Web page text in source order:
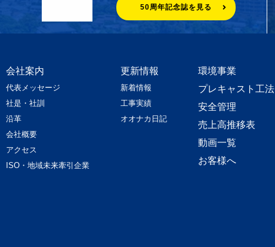
50周年記念誌を見る
会社案内
代表メッセージ
社是・社訓
沿革
会社概要
アクセス
ISO・地域未来牽引企業
更新情報
新着情報
工事実績
オオナカ日記
環境事業
プレキャスト工法
安全管理
売上高推移表
動画一覧
お客様へ